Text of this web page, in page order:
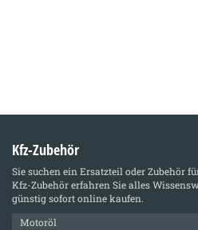
Kfz-Zubehör
Sie suchen ein Ersatzteil oder Zubehör
Kfz-Zubehörerfahren Sie alles
günstig sofort online kaufen.
Motoröl